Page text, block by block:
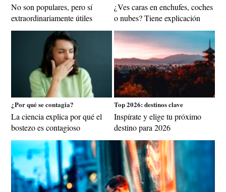
No son populares, pero sí
extraordinariamente útiles
¿Ves caras en enchufes, coches
o nubes? Tiene explicación
¿Por qué se contagia?
La ciencia explica por qué el
bostezo es contagioso
Top 2026: destinos clave
Inspírate y elige tu próximo
destino para 2026